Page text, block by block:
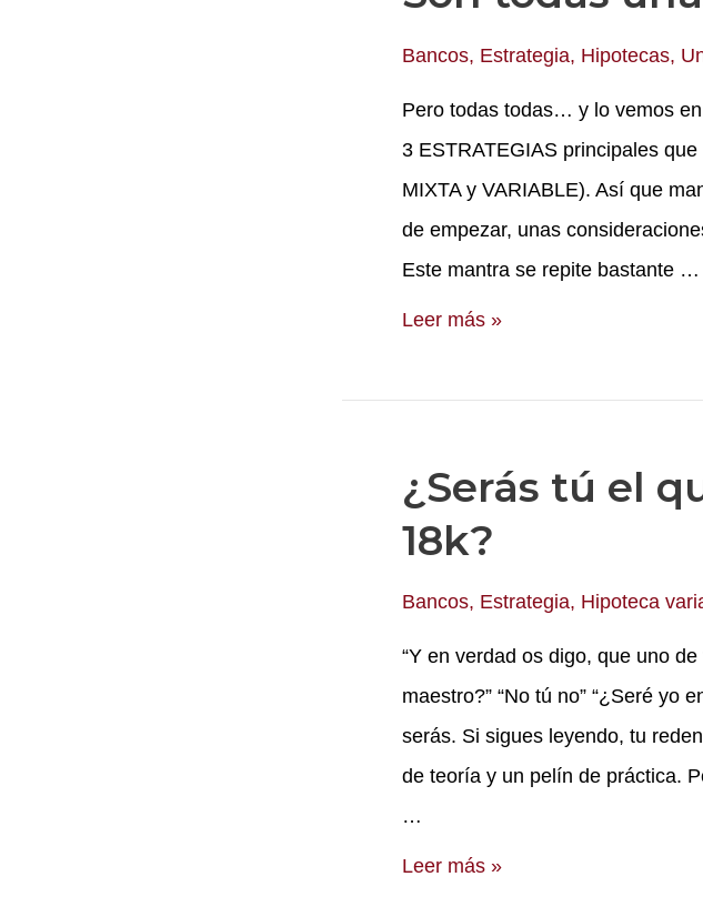
Bancos, Estrategia, Hipotecas,
Pero todas todas… y lo vemos
3 ESTRATEGIAS principales
MIXTA y VARIABLE). Así que
de empezar, unas
Este mantra se repite bastante …
Son
unas
Leer más »
¿Serás tú el
18k?
Bancos, Estrategia, Hipoteca
“Y en verdad os digo, que uno
maestro?” “No tú no” “¿Seré yo
serás. Si sigues leyendo, tu
de teoría y un pelín de práctica.
…
¿Serás
Leer más »